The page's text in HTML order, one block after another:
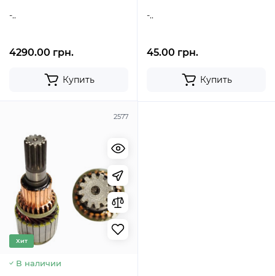
-..
4290.00 грн.
Купить
-..
45.00 грн.
Купить
2577
Хит
В наличии